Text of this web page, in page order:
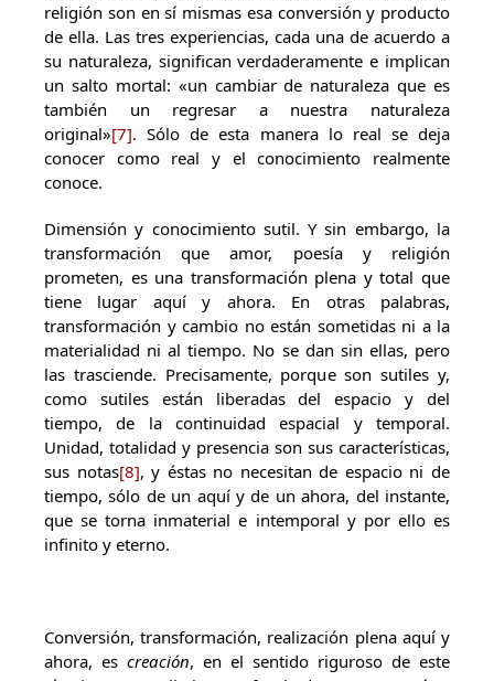
religión son en sí mismas esa conversión y producto
de ella. Las tres experiencias, cada una de acuerdo a
su naturaleza, significan verdaderamente e implican
un salto mortal: «un cambiar de naturaleza que es
también un regresar a nuestra naturaleza
original»[7]. Sólo de esta manera lo real se deja
conocer como real y el conocimiento realmente
conoce.
Dimensión y conocimiento sutil. Y sin embargo, la
transformación que amor, poesía y religión
prometen, es una transformación plena y total que
tiene lugar aquí y ahora. En otras palabras,
transformación y cambio no están sometidas ni a la
materialidad ni al tiempo. No se dan sin ellas, pero
las trasciende. Precisamente, porque son sutiles y,
como sutiles están liberadas del espacio y del
tiempo, de la continuidad espacial y temporal.
Unidad, totalidad y presencia son sus características,
sus notas[8], y éstas no necesitan de espacio ni de
tiempo, sólo de un aquí y de un ahora, del instante,
que se torna inmaterial e intemporal y por ello es
infinito y eterno.
Conversión, transformación, realización plena aquí y
ahora, es creación, en el sentido riguroso de este